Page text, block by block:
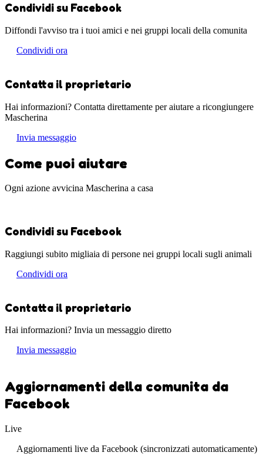
Condividi su Facebook
Diffondi l'avviso tra i tuoi amici e nei gruppi locali della comunita
Condividi ora
Contatta il proprietario
Hai informazioni? Contatta direttamente per aiutare a ricongiungere
Mascherina
Invia messaggio
Come puoi aiutare
Ogni azione avvicina Mascherina a casa
Condividi su Facebook
Raggiungi subito migliaia di persone nei gruppi locali sugli animali
Condividi ora
Contatta il proprietario
Hai informazioni? Invia un messaggio diretto
Invia messaggio
Aggiornamenti della comunita da
Facebook
Live
Aggiornamenti live da Facebook (sincronizzati automaticamente)